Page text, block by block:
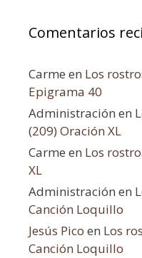
Comentarios
Carme en Los
Epigrama 40
Administración en
(209) Oración XL
Carme en Los
XL
Administración en
Canción Loquillo
Jesús Pico en Los
Canción Loquillo